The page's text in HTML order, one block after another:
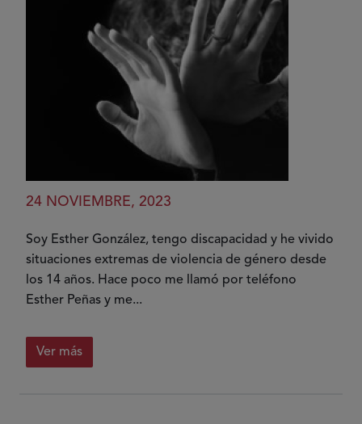
24 NOVIEMBRE, 2023
Soy Esther González, tengo discapacidad y he vivido
situaciones extremas de violencia de género desde
los 14 años. Hace poco me llamó por teléfono
Esther Peñas y me...
Ver más